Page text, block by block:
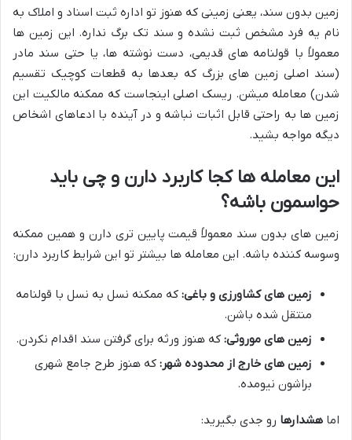
زمین بدون سند، یعنی زمینی که هنوز تو اداره ثبت اسناد و املاک به
نام یه فرد مشخص ثبت نشده و سند تک برگ نداره. این زمین ها
معمولاً با قولنامه های قدیمی، دست نوشته ها، یا حتی سند مادر
(سند اصلی زمین های بزرگ که بعدها به قطعات کوچیک تقسیم
شدن) معامله میشن. ریسک اصلی اینجاست که ممکنه مالکیت این
زمین ها به راحتی قابل اثبات نباشه و در آینده با ادعاهای اشخاص
دیگه مواجه بشید.
این معامله ها کجا کاربرد دارن و چی باید
حواسمون باشه؟
زمین های بدون سند معمولاً قیمت پایین تری دارن و همین ممکنه
وسوسه کننده باشه. این معامله ها بیشتر تو این شرایط کاربرد دارن:
زمین های کشاورزی و باغی: که ممکنه نسل به نسل با قولنامه
منتقل شده باشن.
زمین های موروثی: که هنوز ورثه برای گرفتن سند اقدام نکردن.
زمین های خارج از محدوده شهر: که هنوز طرح جامع شهری
براشون نیومده.
اما هشدارها رو جدی بگیرید: